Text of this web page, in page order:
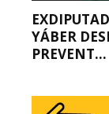
YÁBER
PREVENT...